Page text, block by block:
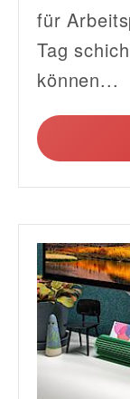
für
Tag
können...